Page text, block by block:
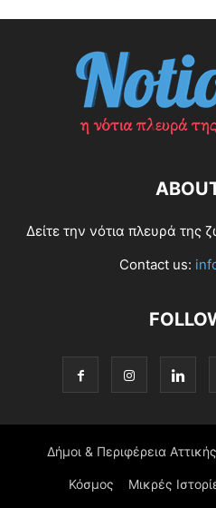
Δείτε την νότια πλευρά της
Contact us:
Δήμοι & Περιφέρεια Αττικής
Κόσμος Μικρές